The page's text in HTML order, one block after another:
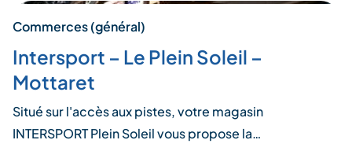
Commerces (général)
Intersport – Le Plein Soleil –
Mottaret
Situé sur l'accès aux pistes, votre magasin
INTERSPORT Plein Soleil vous propose la…